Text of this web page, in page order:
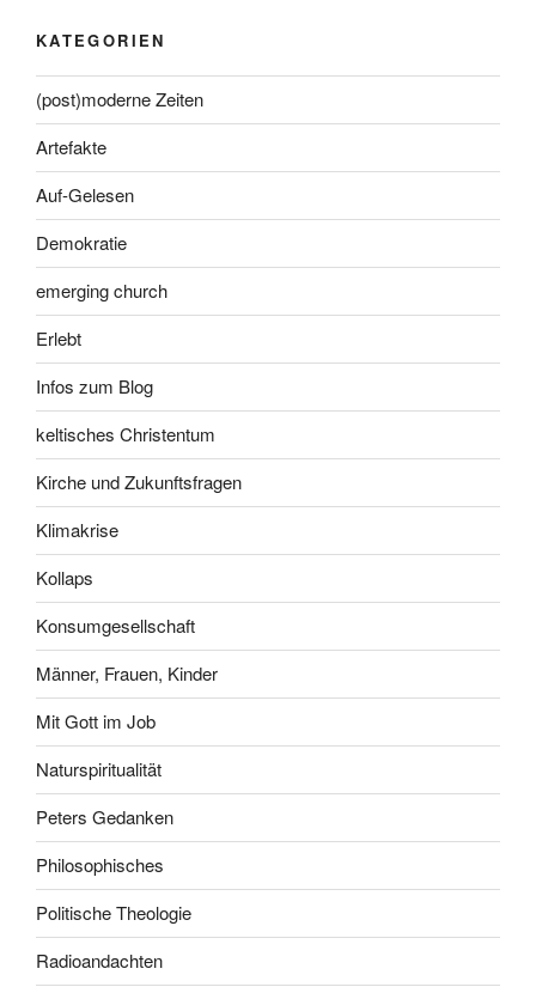
KATEGORIEN
(post)moderne Zeiten
Artefakte
Auf-Gelesen
Demokratie
emerging church
Erlebt
Infos zum Blog
keltisches Christentum
Kirche und Zukunftsfragen
Klimakrise
Kollaps
Konsumgesellschaft
Männer, Frauen, Kinder
Mit Gott im Job
Naturspiritualität
Peters Gedanken
Philosophisches
Politische Theologie
Radioandachten